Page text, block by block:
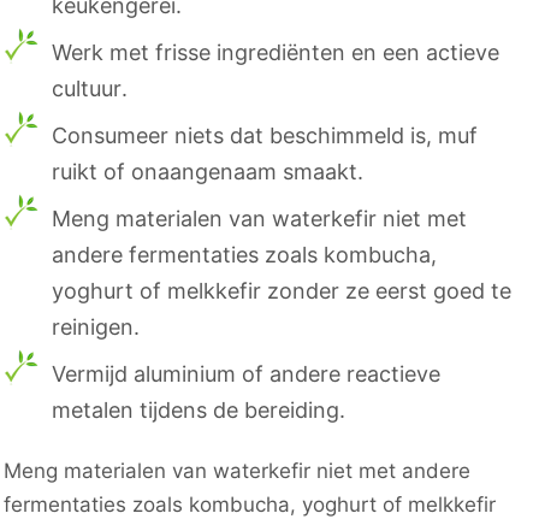
keukengerei.
Werk met frisse ingrediënten en een actieve
cultuur.
Consumeer niets dat beschimmeld is, muf
ruikt of onaangenaam smaakt.
Meng materialen van waterkefir niet met
andere fermentaties zoals kombucha,
yoghurt of melkkefir zonder ze eerst goed te
reinigen.
Vermijd aluminium of andere reactieve
metalen tijdens de bereiding.
Meng materialen van waterkefir niet met andere
fermentaties zoals kombucha, yoghurt of melkkefir